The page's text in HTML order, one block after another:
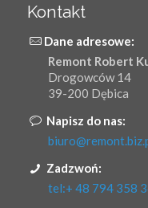
Kontakt
Dane adresowe:
Remont Robert
Drogowców 14
39-200 Dębica
Napisz do nas:
Zadzwoń:
tel:+ 48 794 358